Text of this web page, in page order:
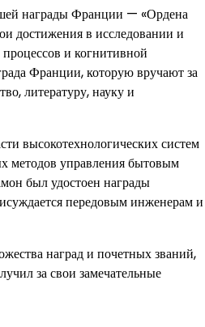
награды Франции — «Ордена
достижения в исследовании и
и когнитивной
Франции, которую вручают за
литературу, науку и
высокотехнологических систем
методов управления бытовым
был удостоен награды
передовым инженерам и
наград и почетных званий,
за свои замечательные